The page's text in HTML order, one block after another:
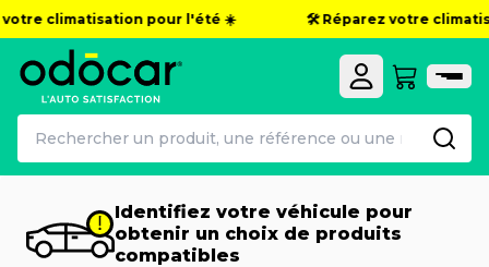
climatisation pour l'été ☀️ 🛠️ Réparez votre
Identifiez votre véhicule pour
obtenir un choix de produits
compatibles